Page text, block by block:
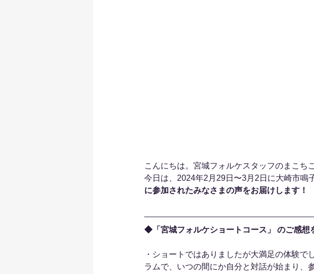
こんにちは。宮城フォルケスタッフのまこち
今日は、2024年2月29日〜3月2日に大崎市鳴
に参加されたみなさまの声をお届けします！
◆「宮城フォルケショートコース」 のご感想
・ショートではありましたが大満足の体験
ラムで、いつの間にか自分と対話が始まり、